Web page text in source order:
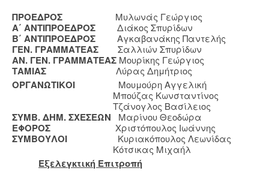
ΠΡΟΕΔΡΟΣ Μυλωνάς Γεώργιος
Α΄ ΑΝΤΙΠΡΟΕΔΡΟΣ Διάκος Σπυρίδων
Β΄ ΑΝΤΙΠΡΟΕΔΡΟΣ Αγκαβανάκης Παντελής
ΓΕΝ. ΓΡΑΜΜΑΤΕΑΣ Σαλλιών Σπυρίδων
ΑΝ. ΓΕΝ. ΓΡΑΜΜΑΤΕΑΣ Μουρίκης Γεώργιος
ΤΑΜΙΑΣ Λύρας Δημήτριος
ΟΡΓΑΝΩΤΙΚΟΙ Μουμούρη Αγγελική
Μπούζας Κωνσταντίνος
Τζάνογλος Βασίλειος
ΣΥΜΒ. ΔΗΜ. ΣΧΕΣΕΩΝ Μαρίνου Θεοδώρα
ΕΦΟΡΟΣ Χριστόπουλος Ιωάννης
ΣΥΜΒΟΥΛΟΙ Κυριακόπουλος Λεωνίδας
Κότσικας Μιχαήλ
Εξελεγκτική Επιτροπή